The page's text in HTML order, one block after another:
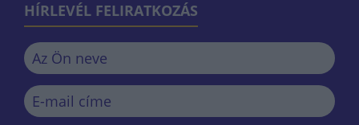
HÍRLEVÉL FELIRATKOZÁS